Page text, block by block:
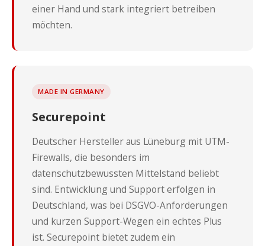
einer Hand und stark integriert betreiben
möchten.
MADE IN GERMANY
Securepoint
Deutscher Hersteller aus Lüneburg mit UTM-
Firewalls, die besonders im
datenschutzbewussten Mittelstand beliebt
sind. Entwicklung und Support erfolgen in
Deutschland, was bei DSGVO-Anforderungen
und kurzen Support-Wegen ein echtes Plus
ist. Securepoint bietet zudem ein